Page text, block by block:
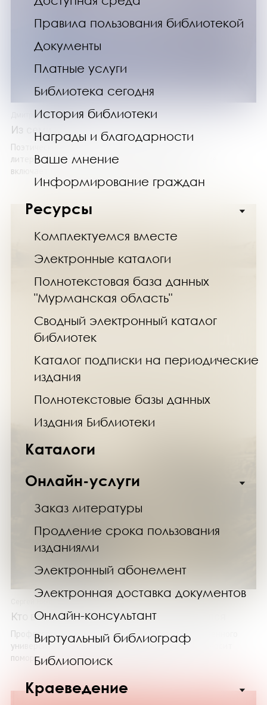
Правила пользования библиотекой
Документы
Платные услуги
Библиотека сегодня
История библиотеки
Награды и благодарности
Ваше мнение
Информирование граждан
Ресурсы
Комплектуемся вместе
Электронные каталоги
Полнотекстовая база данных
"Мурманская область"
Сводный электронный каталог
библиотек
Каталог подписки на периодические
издания
Полнотекстовые базы данных
Издания Библиотеки
Каталоги
Онлайн-услуги
Заказ литературы
Продление срока пользования
изданиями
Электронный абонемент
Электронная доставка документов
Онлайн-консультант
Виртуальный библиограф
Библиопоиск
Краеведение
Дмитрий Коржов
Из семи книг
Поэтический сборник вышел к юбилею писателя и
литературного критика Дмитрия Коржова. Издание
включает стихи из семи книг: «Ровеснику – ...
Кто в море не ходил, тот Богу не маливался
Профессор Мурманского арктического государственного
университета Сергей Никонов в заглавие книги выносит
поморскую поговорку, отражающую труд ...